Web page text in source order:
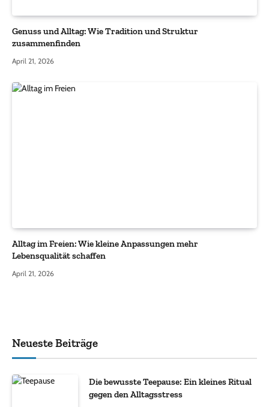
Genuss und Alltag: Wie Tradition und Struktur
zusammenfinden
April 21, 2026
Alltag im Freien: Wie kleine Anpassungen mehr
Lebensqualität schaffen
April 21, 2026
Neueste Beiträge
Die bewusste Teepause: Ein kleines Ritual
gegen den Alltagsstress